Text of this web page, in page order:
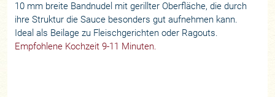
10 mm breite Bandnudel mit gerillter Oberfläche, die durch
ihre Struktur die Sauce besonders gut aufnehmen kann.
Ideal als Beilage zu Fleischgerichten oder Ragouts.
Empfohlene Kochzeit 9-11 Minuten.